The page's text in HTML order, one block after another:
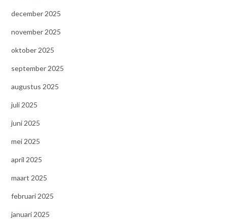
december 2025
november 2025
oktober 2025
september 2025
augustus 2025
juli 2025
juni 2025
mei 2025
april 2025
maart 2025
februari 2025
januari 2025